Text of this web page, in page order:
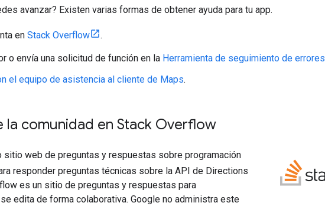
avanzar? Existen varias formas de obtener ayuda para tu app.
en Stack Overflow .
o envía una solicitud de función en la Herramienta de seguimiento de errores
el equipo de asistencia al cliente de Maps.
la comunidad en Stack Overflow
sitio web de preguntas y respuestas sobre programación
responder preguntas técnicas sobre la API de Directions
es un sitio de preguntas y respuestas para
se edita de forma colaborativa. Google no administra este